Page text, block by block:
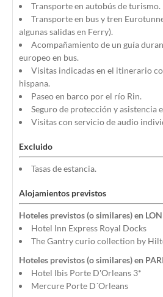
Transporte en autobús de turismo.
Transporte en bus y tren
algunas salidas en Ferry).
Acompañamiento de un guía
europeo en bus.
Visitas indicadas en el itinerario
hispana.
Paseo en barco por el río Rin.
Seguro de protección y asistencia
Visitas con servicio de audio
Excluido
Tasas de estancia.
Alojamientos previstos
Hoteles previstos (o similares) en
Hotel Inn Express Royal Docks
The Gantry curio collection by
Hoteles previstos (o similares) en
Hotel Ibis Porte D'Orleans 3*
Mercure Porte D´Orleans